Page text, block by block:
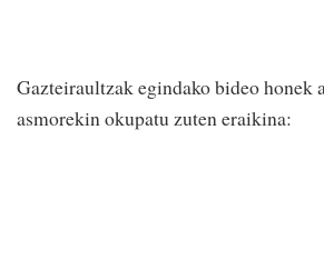
Gazteiraultzak egindako bideo honek
asmorekin okupatu zuten eraikina: